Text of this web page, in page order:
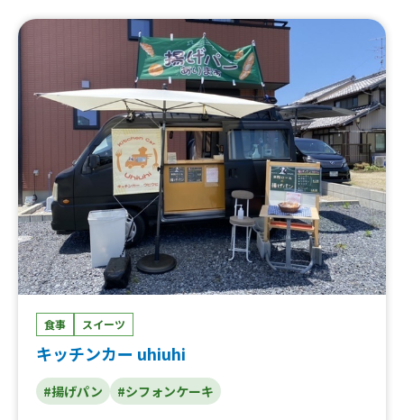
食事 スイーツ
キッチンカー uhiuhi
#揚げパン #シフォンケーキ